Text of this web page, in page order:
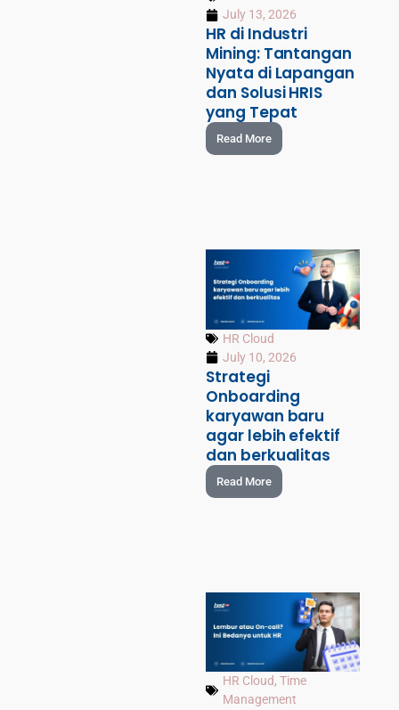
July 13, 2026
HR di Industri
Mining: Tantangan
Nyata di Lapangan
dan Solusi HRIS
yang Tepat
Read More
HR Cloud
July 10, 2026
Strategi
Onboarding
karyawan baru
agar lebih efektif
dan berkualitas
Read More
HR Cloud,Time
Management